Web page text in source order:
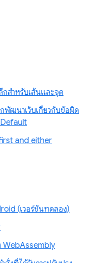
กสำหรับเส้นและจุด
พัฒนาเว็บเกี่ยวกับข้อผิด
and either
(เวอร์ชันทดลอง)
WebAssembly